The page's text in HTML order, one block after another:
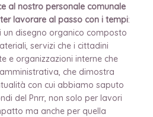
al nostro personale comunale
lavorare al passo con i tempi:
disegno organico composto
servizi che i cittadini
e organizzazioni interne che
che dimostra
con cui abbiamo saputo
del Pnrr, non solo per lavori
ma anche per quella